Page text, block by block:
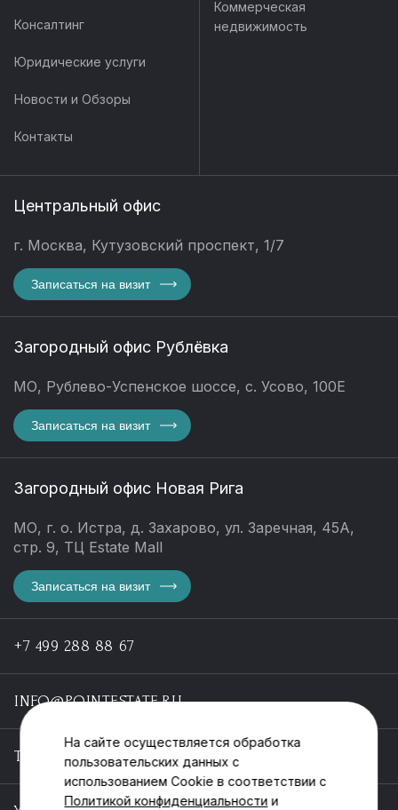
Консалтинг
Юридические услуги
Новости и Обзоры
Контакты
Коммерческая
недвижимость
Центральный офис
г. Москва, Кутузовский проспект, 1/7
Записаться на визит
Загородный офис Рублёвка
МО, Рублево-Успенское шоссе, с. Усово, 100Е
Записаться на визит
Загородный офис Новая Рига
МО, г. о. Истра, д. Захарово, ул. Заречная, 45А,
стр. 9, ТЦ Estate Mall
Записаться на визит
+7 499 288 88 67
INFO@POINTESTATE.RU
TELEGRAM
На сайте осуществляется обработка
пользовательских данных с
использованием Cookie в соответствии с
Политикой конфиденциальности и